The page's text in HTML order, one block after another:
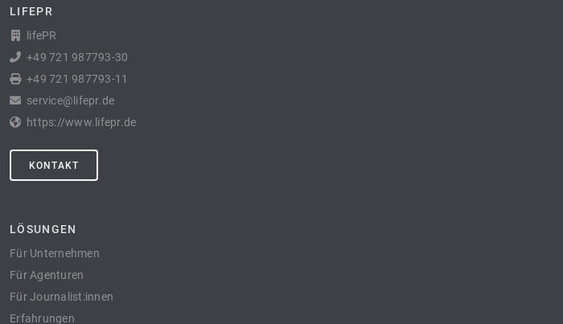
LIFEPR
lifePR
+49 721 987793-30
+49 721 987793-11
service@lifepr.de
https://www.lifepr.de
KONTAKT
LÖSUNGEN
Für Unternehmen
Für Agenturen
Für Journalist:innen
Erfahrungen